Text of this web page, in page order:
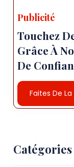
Publicité
Touchez
Grâce À
De
Faites De
Catégories